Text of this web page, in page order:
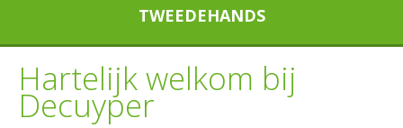
TWEEDEHANDS
Hartelijk welkom bij
Decuyper